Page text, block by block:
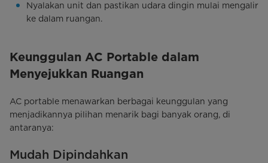
Nyalakan unit dan pastikan udara dingin mulai mengalir
ke dalam ruangan.
Keunggulan AC Portable dalam
Menyejukkan Ruangan
AC portable menawarkan berbagai keunggulan yang
menjadikannya pilihan menarik bagi banyak orang, di
antaranya:
Mudah Dipindahkan